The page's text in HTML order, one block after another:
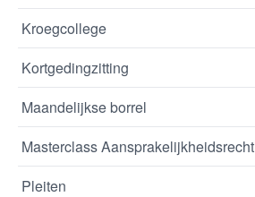
Kroegcollege
Kortgedingzitting
Maandelijkse borrel
Masterclass Aansprakelijkheidsrecht
Pleiten